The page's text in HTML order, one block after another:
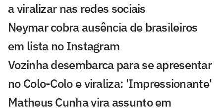
a viralizar nas redes sociais
Neymar cobra ausência de brasileiros
em lista no Instagram
Vozinha desembarca para se apresentar
no Colo-Colo e viraliza: 'Impressionante'
Matheus Cunha vira assunto em